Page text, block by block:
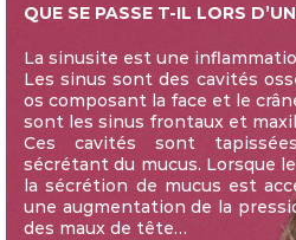
QUE SE PASSE T-IL LORS
La sinusite est une
Les sinus sont des cavités
os composant la face et le
sont les sinus frontaux et
Ces cavités sont
sécrétant du mucus. Lorsque
la sécrétion de mucus est
une augmentation de la
des maux de tête…